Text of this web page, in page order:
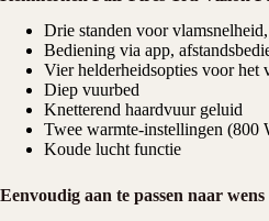
Drie standen voor
Bediening via app,
Vier helderheidsopties voor het
Diep vuurbed
Knetterend haardvuur geluid
Twee warmte-instellingen (800
Koude lucht functie
Eenvoudig aan te passen naar wens